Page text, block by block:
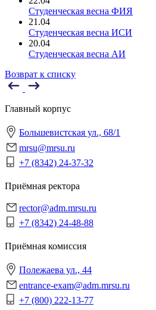
Студенческая весна ФИЯ
21.04
Студенческая весна ИСИ
20.04
Студенческая весна АИ
Возврат к списку
Главный корпус
Большевистская ул., 68/1
mrsu@mrsu.ru
+7 (8342) 24-37-32
Приёмная ректора
rector@adm.mrsu.ru
+7 (8342) 24-48-88
Приёмная комиссия
Полежаева ул., 44
entrance-exam@adm.mrsu.ru
+7 (800) 222-13-77